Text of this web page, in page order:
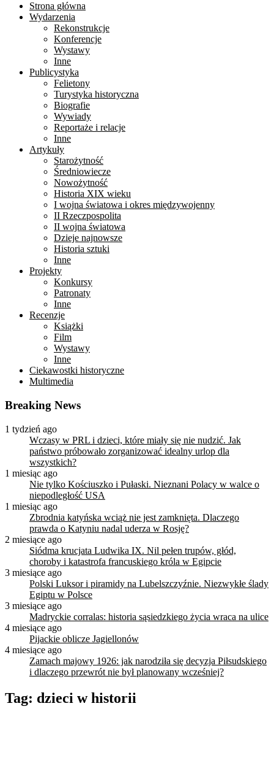
Strona główna
Wydarzenia
Rekonstrukcje
Konferencje
Wystawy
Inne
Publicystyka
Felietony
Turystyka historyczna
Biografie
Wywiady
Reportaże i relacje
Inne
Artykuły
Starożytność
Średniowiecze
Nowożytność
Historia XIX wieku
I wojna światowa i okres międzywojenny
II Rzeczpospolita
II wojna światowa
Dzieje najnowsze
Historia sztuki
Inne
Projekty
Konkursy
Patronaty
Inne
Recenzje
Książki
Film
Wystawy
Inne
Ciekawostki historyczne
Multimedia
Breaking News
1 tydzień ago
Wczasy w PRL i dzieci, które miały się nie nudzić. Jak
państwo próbowało zorganizować idealny urlop dla
wszystkich?
1 miesiąc ago
Nie tylko Kościuszko i Pułaski. Nieznani Polacy w walce o
niepodległość USA
1 miesiąc ago
Zbrodnia katyńska wciąż nie jest zamknięta. Dlaczego
prawda o Katyniu nadal uderza w Rosję?
2 miesiące ago
Siódma krucjata Ludwika IX. Nil pełen trupów, głód,
choroby i katastrofa francuskiego króla w Egipcie
3 miesiące ago
Polski Luksor i piramidy na Lubelszczyźnie. Niezwykłe ślady
Egiptu w Polsce
3 miesiące ago
Madryckie corralas: historia sąsiedzkiego życia wraca na ulice
4 miesiące ago
Pijackie oblicze Jagiellonów
4 miesiące ago
Zamach majowy 1926: jak narodziła się decyzja Piłsudskiego
i dlaczego przewrót nie był planowany wcześniej?
Tag: dzieci w historii